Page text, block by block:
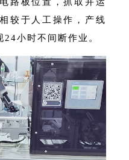
较于人工操作，产线
小时不间断作业。